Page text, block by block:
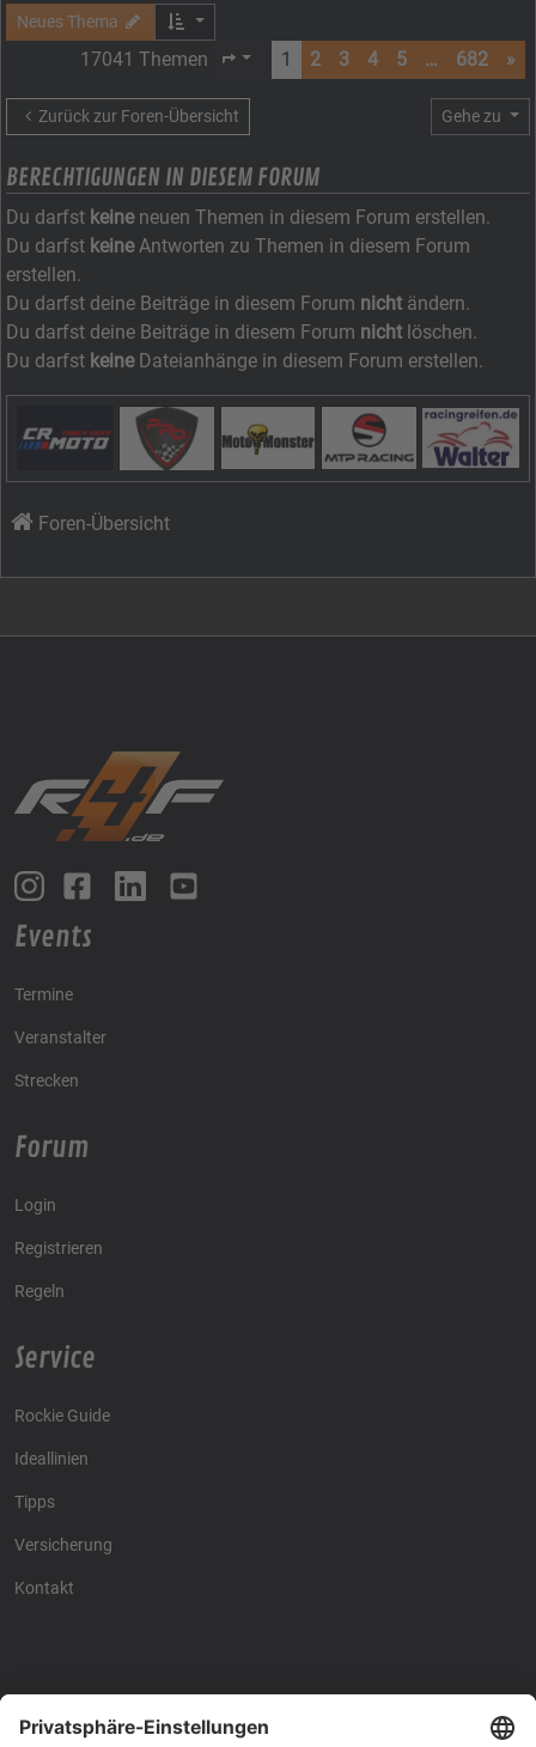
Neues Thema
17041 Themen Seite von682
1 2 3 4 5 … 682 »
Zurück zur Foren-Übersicht Gehe zu
BERECHTIGUNGEN IN DIESEM FORUM
Du darfst keineneuen Themen in diesem Forum erstellen.
Du darfst keineAntworten zu Themen in diesem Forum
erstellen.
Du darfst deine Beiträge in diesem Forum nicht ändern.
Du darfst deine Beiträge in diesem Forum nicht löschen.
Du darfst keineDateianhänge in diesem Forum erstellen.
Foren-Übersicht
Events
Termine
Veranstalter
Strecken
Forum
Login
Registrieren
Regeln
Service
Rockie Guide
Ideallinien
Tipps
Versicherung
Kontakt